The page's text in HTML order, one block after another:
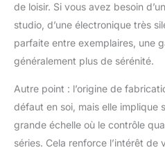
de loisir. Si vous avez besoin
studio, d’une électronique très
parfaite entre exemplaires, une
généralement plus de sérénité.
Autre point : l’origine de
défaut en soi, mais elle implique
grande échelle où le contrôle
séries. Cela renforce l’intérêt de